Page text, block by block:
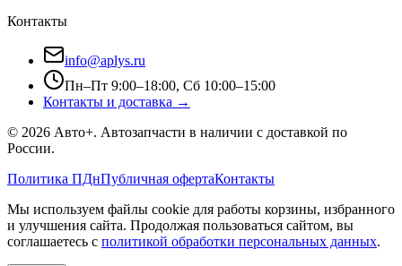
Контакты
info@aplys.ru
Пн–Пт 9:00–18:00, Сб 10:00–15:00
Контакты и доставка →
© 2026 Авто+. Автозапчасти в наличии с доставкой по
России.
Политика ПДнПубличная офертаКонтакты
Мы используем файлы cookie для работы корзины, избранного
и улучшения сайта. Продолжая пользоваться сайтом, вы
соглашаетесь с политикой обработки персональных данных.